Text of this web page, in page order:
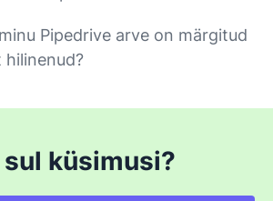
Pipedrive arve on märgitud
hilinenud?
sul küsimusi?